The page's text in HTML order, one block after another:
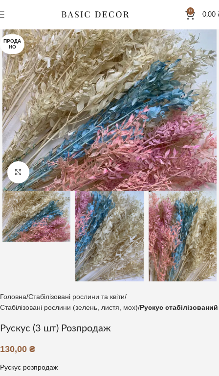
0
0,00
ПРОДА
НО
Клацніть, щоб збільшити
Головна Стабілізовані рослини та квіти
Стабілізовані рослини (зелень, листя, мох) Рускус стабілізований
Рускус (3 шт) Розпродаж
130,00 ₴
Рускус розпродаж